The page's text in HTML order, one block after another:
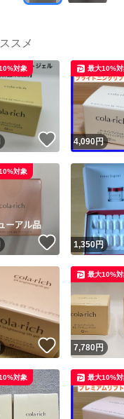
スメ
いいね！
対象
4,090円
最大10%対
いいね！
対象
1,350円
いいね！
7,780円
最大10%対
対象 最大10%対